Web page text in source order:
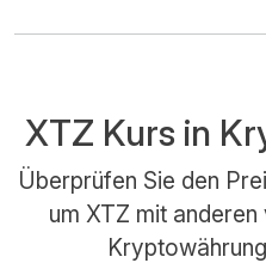
XTZ Kurs in
Überprüfen Sie den
um XTZ mit